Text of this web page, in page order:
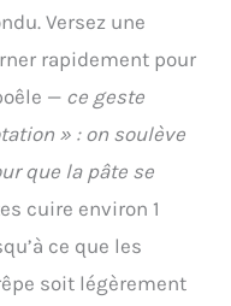
Versez une
rapidement pour
— ce geste
» : on soulève
que la pâte se
cuire environ 1
ce que les
soit légèrement